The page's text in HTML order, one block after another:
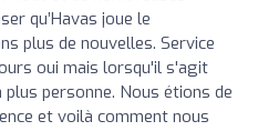
qu’Havas joue le
plus de nouvelles. Service
oui mais lorsqu'il s'agit
personne. Nous étions de
et voilà comment nous